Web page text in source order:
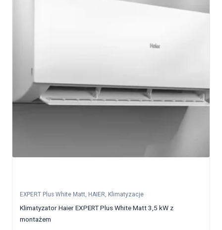
EXPERT Plus White Matt, HAIER, Klimatyzacje
Klimatyzator Haier EXPERT Plus White Matt 3,5 kW z
montażem